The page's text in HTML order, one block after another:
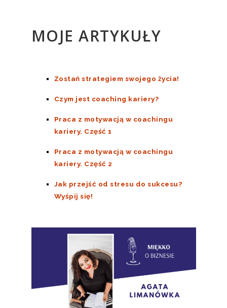
MOJE ARTYKUŁY
Zostań strategiem swojego życia!
Czym jest coaching kariery?
Praca z motywacją w coachingu
kariery. Część 1
Praca z motywacją w coachingu
kariery. Część 2
Jak przejść od stresu do sukcesu?
Wyśpij się!